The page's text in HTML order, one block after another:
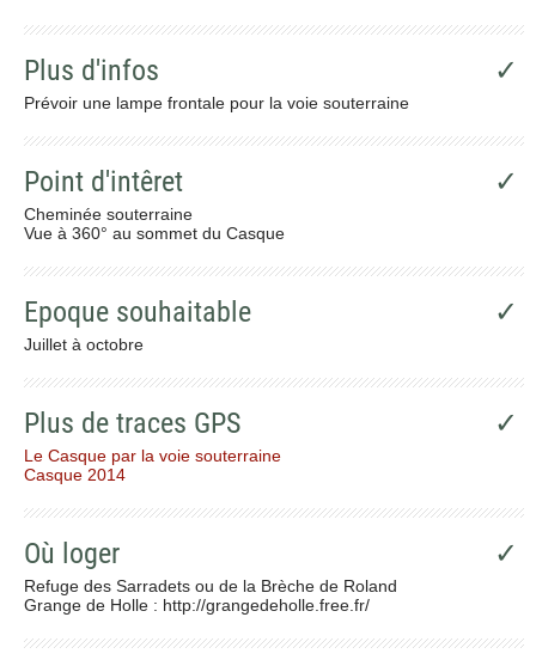
Plus d'infos ✓
Prévoir une lampe frontale pour la voie souterraine
Point d'intêret ✓
Cheminée souterraine
Vue à 360° au sommet du Casque
Epoque souhaitable ✓
Juillet à octobre
Plus de traces GPS ✓
Le Casque par la voie souterraine
Casque 2014
Où loger ✓
Refuge des Sarradets ou de la Brèche de Roland
Grange de Holle : http://grangedeholle.free.fr/